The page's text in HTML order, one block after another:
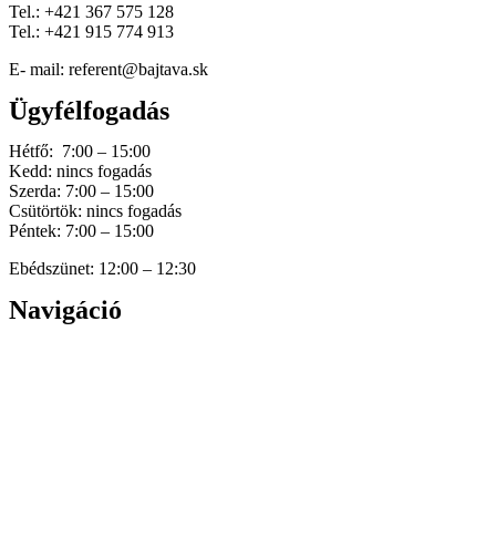
Tel.: +421 367 575 128
Tel.: +421 915 774 913
E- mail: referent@bajtava.sk
Ügyfélfogadás
Hétfő: 7:00 – 15:00
Kedd: nincs fogadás
Szerda: 7:00 – 15:00
Csütörtök: nincs fogadás
Péntek: 7:00 – 15:00
Ebédszünet: 12:00 – 12:30
Navigáció